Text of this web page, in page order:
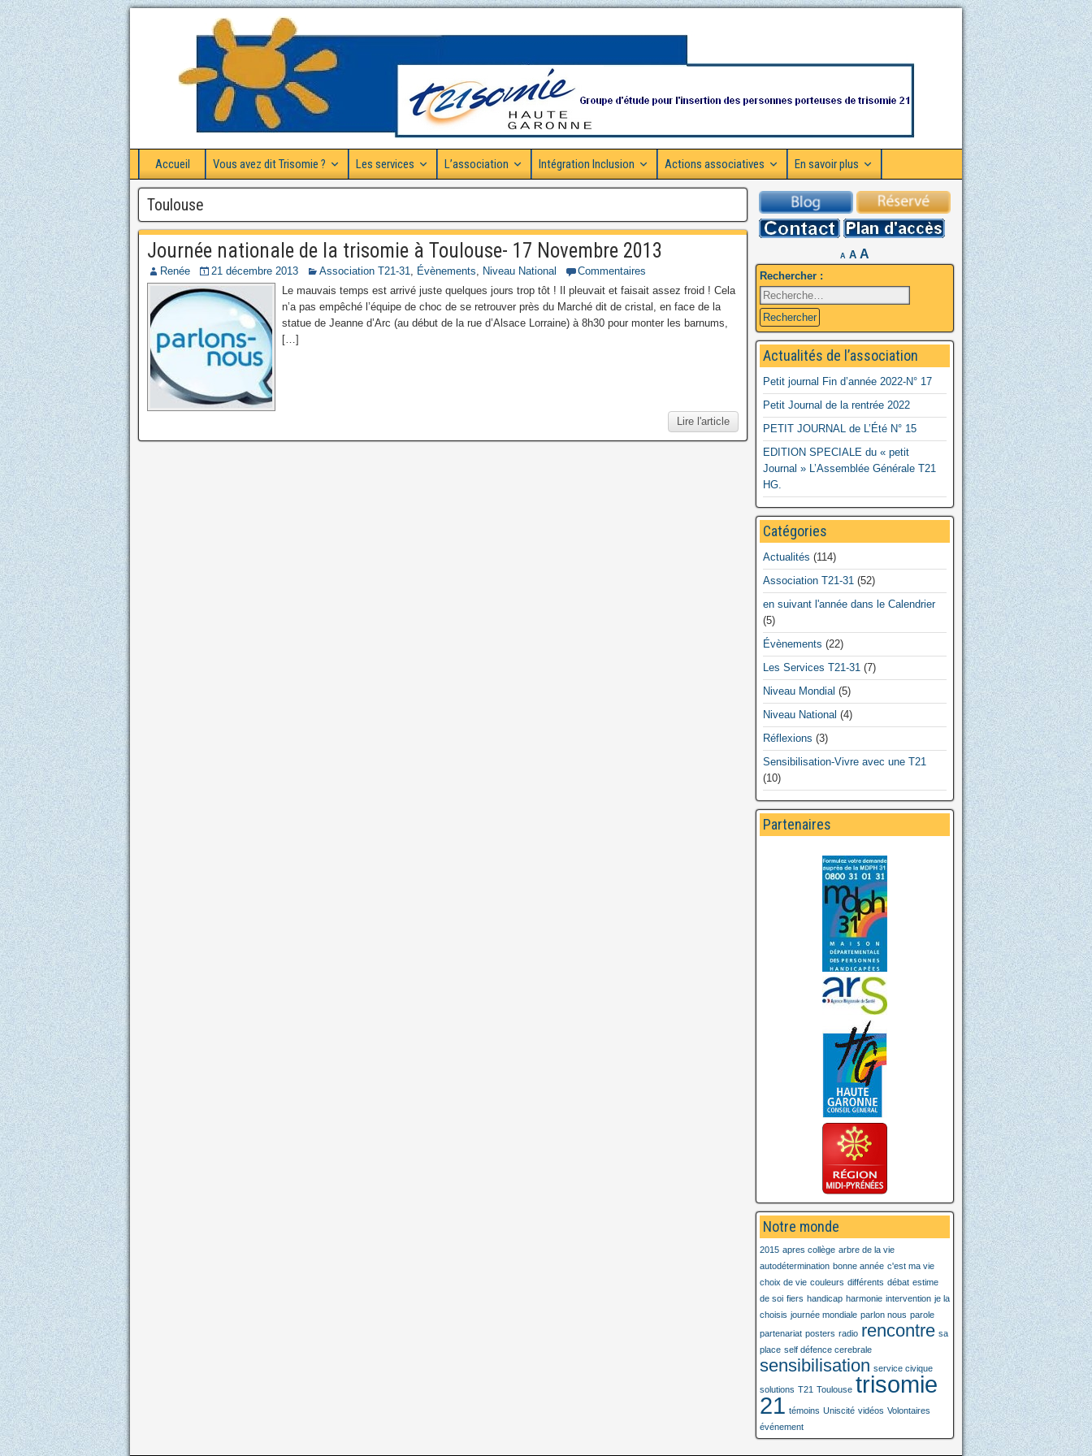
Accueil Vous avez dit Trisomie ? Les services L’association Intégration Inclusion Actions associatives En savoir plus
Toulouse
Journée nationale de la trisomie à Toulouse- 17 Novembre 2013
Renée 21 décembre 2013 Association T21-31, Évènements, Niveau National
Commentaires
Le mauvais temps est arrivé juste quelques jours trop tôt ! Il pleuvait et faisait assez froid ! Cela
n’a pas empêché l’équipe de choc de se retrouver près du Marché dit de cristal, en face de la
statue de Jeanne d’Arc (au début de la rue d’Alsace Lorraine) à 8h30 pour monter les barnums,
[…]
Lire l'article
A A A
Rechercher :
Actualités de l’association
Petit journal Fin d’année 2022-N° 17
Petit Journal de la rentrée 2022
PETIT JOURNAL de L’Été N° 15
EDITION SPECIALE du « petit
Journal » L’Assemblée Générale T21
HG.
Catégories
Actualités (114)
Association T21-31 (52)
en suivant l'année dans le Calendrier
(5)
Évènements (22)
Les Services T21-31 (7)
Niveau Mondial (5)
Niveau National (4)
Réflexions (3)
Sensibilisation-Vivre avec une T21
(10)
Partenaires
Notre monde
2015 apres collège arbre de la vie
autodétermination bonne année c'est ma vie
choix de vie couleurs différents débat estime
de soi fiers handicap harmonie intervention je la
choisis journée mondiale parlon nous parole
partenariat posters radio rencontre sa
place self défence cerebrale
sensibilisation service civique
solutions T21 Toulouse trisomie
21 témoins Uniscité vidéos Volontaires
événement